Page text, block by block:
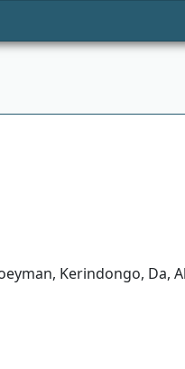
Kerindongo, Da,